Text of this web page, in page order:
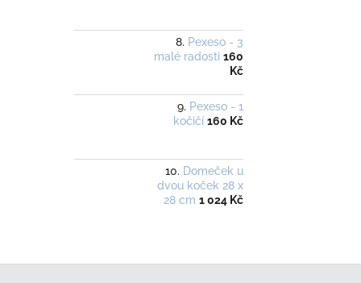
Pexeso - 3
malé radosti 160
Kč
Pexeso - 1
kočičí 160 Kč
Domeček u
dvou koček 28 x
28 cm 1 024 Kč